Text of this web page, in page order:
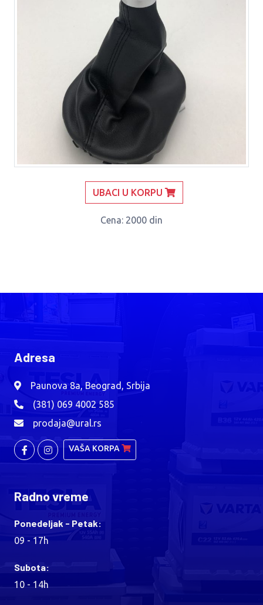
UBACI U KORPU
Cena: 2000 din
Adresa
Paunova 8a, Beograd, Srbija
(381) 069 4002 585
prodaja@ural.rs
VAŠA KORPA
Radno vreme
Ponedeljak - Petak:
09 - 17h
Subota:
10 - 14h